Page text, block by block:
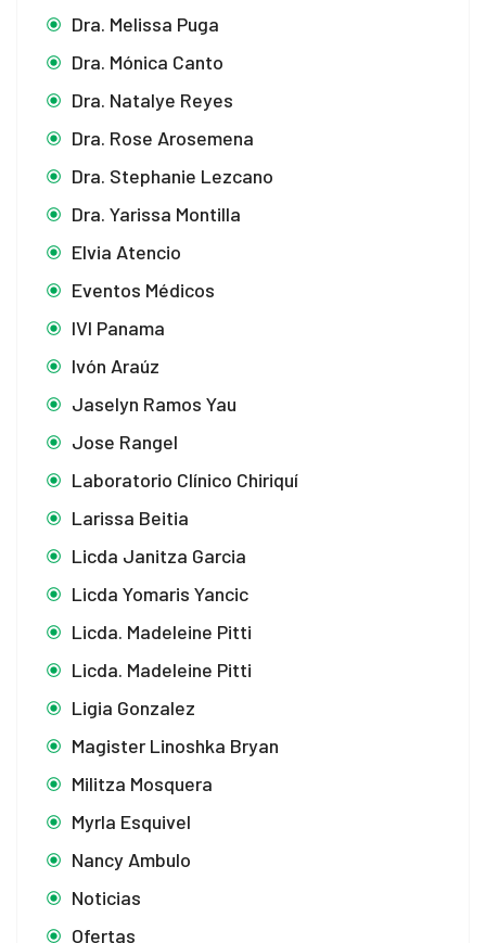
Dra. Melissa Puga
Dra. Mónica Canto
Dra. Natalye Reyes
Dra. Rose Arosemena
Dra. Stephanie Lezcano
Dra. Yarissa Montilla
Elvia Atencio
Eventos Médicos
IVI Panama
Ivón Araúz
Jaselyn Ramos Yau
Jose Rangel
Laboratorio Clínico Chiriquí
Larissa Beitia
Licda Janitza Garcia
Licda Yomaris Yancic
Licda. Madeleine Pitti
Licda. Madeleine Pitti
Ligia Gonzalez
Magister Linoshka Bryan
Militza Mosquera
Myrla Esquivel
Nancy Ambulo
Noticias
Ofertas